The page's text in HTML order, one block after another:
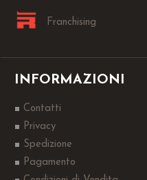
Franchising
INFORMAZIONI
Contatti
Privacy
Spedizione
Pagamento